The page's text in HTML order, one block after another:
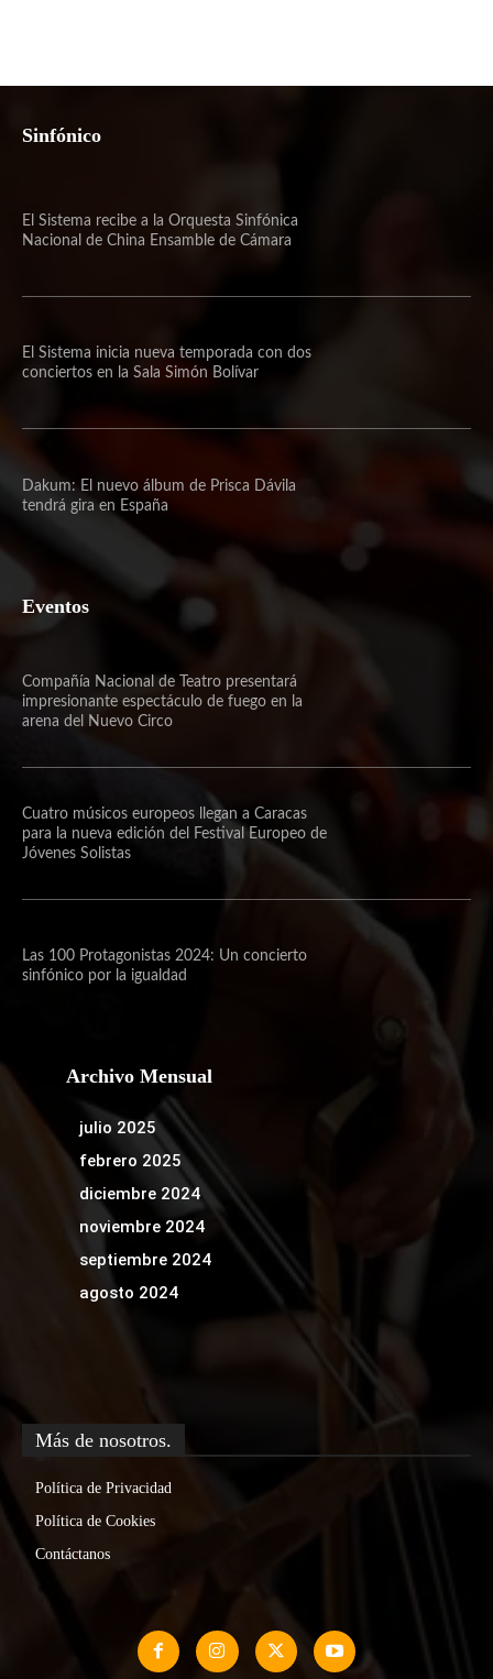
Sinfónico
El Sistema recibe a la Orquesta Sinfónica
Nacional de China Ensamble de Cámara
El Sistema inicia nueva temporada con dos
conciertos en la Sala Simón Bolívar
Dakum: El nuevo álbum de Prisca Dávila
tendrá gira en España
Eventos
Compañía Nacional de Teatro presentará
impresionante espectáculo de fuego en la
arena del Nuevo Circo
Cuatro músicos europeos llegan a Caracas
para la nueva edición del Festival Europeo de
Jóvenes Solistas
Las 100 Protagonistas 2024: Un concierto
sinfónico por la igualdad
Archivo Mensual
julio 2025
febrero 2025
diciembre 2024
noviembre 2024
septiembre 2024
agosto 2024
Más de nosotros.
Política de Privacidad
Política de Cookies
Contáctanos